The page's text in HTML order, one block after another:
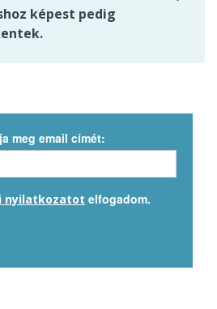
képest pedig
meg email címét:
nyilatkozatot elfogadom.